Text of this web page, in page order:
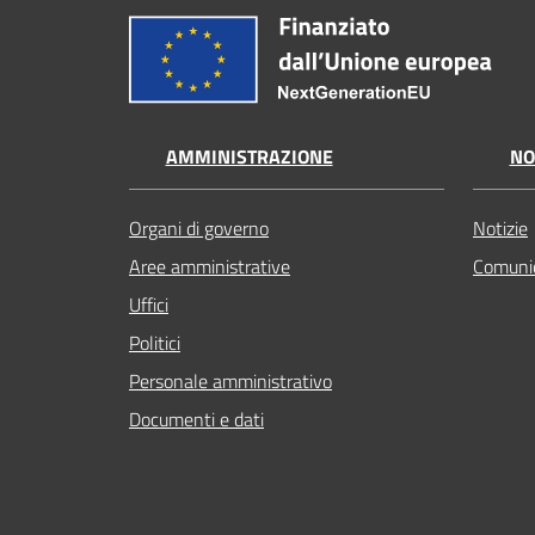
AMMINISTRAZIONE
Organi di governo
Aree amministrative
Uffici
Politici
Personale amministrativo
Documenti e dati
Notizie